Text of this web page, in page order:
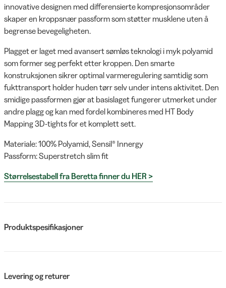
innovative designen med differensierte kompresjonsområder
skaper en kroppsnær passform som støtter musklene uten å
begrense bevegeligheten.
Plagget er laget med avansert sømløs teknologi i myk polyamid
som former seg perfekt etter kroppen. Den smarte
konstruksjonen sikrer optimal varmeregulering samtidig som
fukttransport holder huden tørr selv under intens aktivitet. Den
smidige passformen gjør at basislaget fungerer utmerket under
andre plagg og kan med fordel kombineres med HT Body
Mapping 3D-tights for et komplett sett.
Materiale: 100% Polyamid, Sensil® Innergy
Passform: Superstretch slim fit
Størrelsestabell fra Beretta finner du HER >
Produktspesifikasjoner
Levering og returer